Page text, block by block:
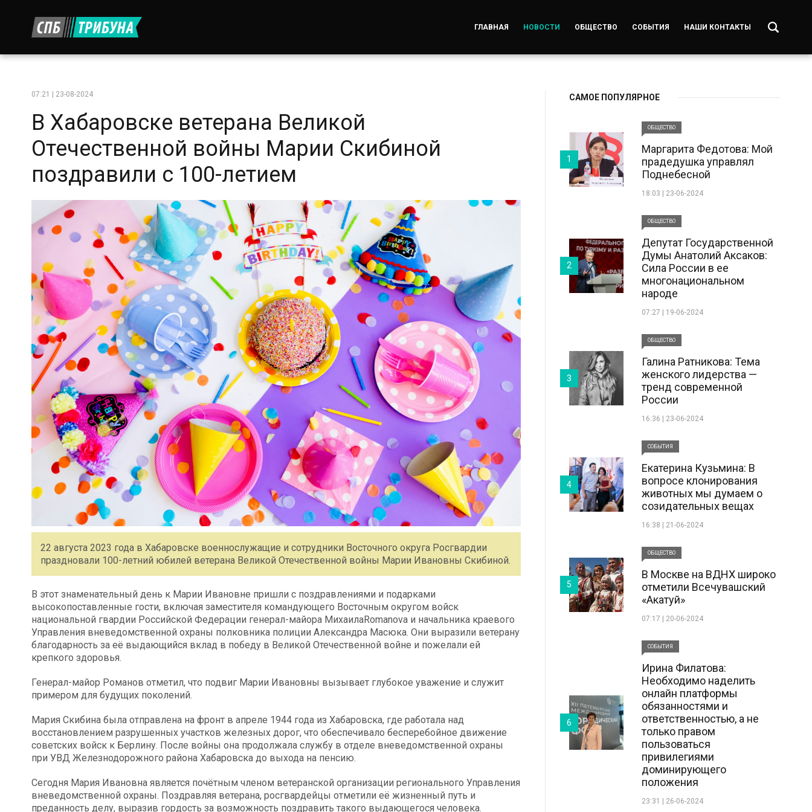
ГЛАВНАЯ НОВОСТИ ОБЩЕСТВО СОБЫТИЯ НАШИ КОНТАКТЫ
07:21 | 23-08-2024
В Хабаровске ветерана Великой
Отечественной войны Марии Скибиной
поздравили с 100-летием
22 августа 2023 года в Хабаровске военнослужащие и сотрудники Восточного округа Росгвардии
праздновали 100-летний юбилей ветерана Великой Отечественной войны Марии Ивановны Скибиной.
В этот знаменательный день к Марии Ивановне пришли с поздравлениями и подарками
высокопоставленные гости, включая заместителя командующего Восточным округом войск
национальной гвардии Российской Федерации генерал-майора МихаилаRomanova и начальника краевого
Управления вневедомственной охраны полковника полиции Александра Масюка. Они выразили ветерану
благодарность за её выдающийся вклад в победу в Великой Отечественной войне и пожелали ей
крепкого здоровья.
Генерал-майор Романов отметил, что подвиг Марии Ивановны вызывает глубокое уважение и служит
примером для будущих поколений.
Мария Скибина была отправлена на фронт в апреле 1944 года из Хабаровска, где работала над
восстановлением разрушенных участков железных дорог, что обеспечивало бесперебойное движение
советских войск к Берлину. После войны она продолжала службу в отделе вневедомственной охраны
при УВД Железнодорожного района Хабаровска до выхода на пенсию.
Сегодня Мария Ивановна является почётным членом ветеранской организации регионального Управления
вневедомственной охраны. Поздравляя ветерана, росгвардейцы отметили её жизненный путь и
преданность делу, выразив гордость за возможность поздравить такого выдающегося человека.
САМОЕ ПОПУЛЯРНОЕ
ОБЩЕСТВО
Маргарита Федотова: Мой
прадедушка управлял
Поднебесной
18:03 | 23-06-2024
1
ОБЩЕСТВО
Депутат Государственной
Думы Анатолий Аксаков:
Сила России в ее
многонациональном
народе
07:27 | 19-06-2024
2
ОБЩЕСТВО
Галина Ратникова: Тема
женского лидерства —
тренд современной
России
16:36 | 23-06-2024
3
СОБЫТИЯ
Екатерина Кузьмина: В
вопросе клонирования
животных мы думаем о
созидательных вещах
16:38 | 21-06-2024
4
ОБЩЕСТВО
В Москве на ВДНХ широко
отметили Всечувашский
«Акатуй»
07:17 | 20-06-2024
5
СОБЫТИЯ
Ирина Филатова:
Необходимо наделить
онлайн платформы
обязанностями и
ответственностью, а не
только правом
пользоваться
привилегиями
доминирующего
положения
23:31 | 26-06-2024
6